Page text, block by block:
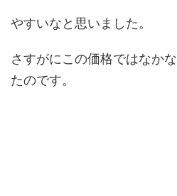
やすいなと思いました。
さすがにこの価格ではなか
たのです。